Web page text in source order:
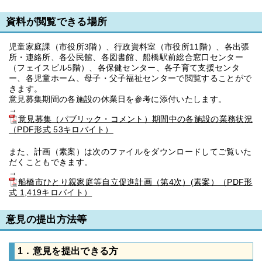
資料が閲覧できる場所
児童家庭課（市役所3階）、行政資料室（市役所11階）、各出張
所・連絡所、各公民館、各図書館、船橋駅前総合窓口センター
（フェイスビル5階）、各保健センター、各子育て支援センタ
ー、各児童ホーム、母子・父子福祉センターで閲覧することがで
きます。
意見募集期間の各施設の休業日を参考に添付いたします。
→
意見募集（パブリック・コメント）期間中の各施設の業務状況
（PDF形式 53キロバイト）
また、計画（素案）は次のファイルをダウンロードしてご覧いた
だくこともできます。
→
船橋市ひとり親家庭等自立促進計画（第4次）(素案）（PDF形
式 1,419キロバイト）
意見の提出方法等
1．意見を提出できる方